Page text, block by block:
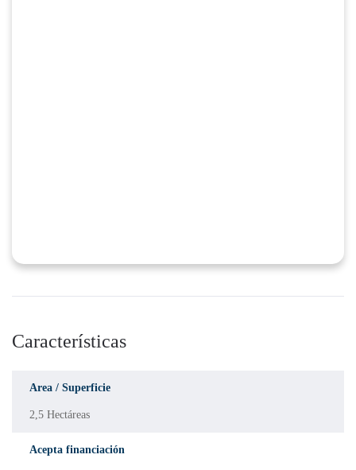
Características
Area / Superficie
2,5 Hectáreas
Acepta financiación